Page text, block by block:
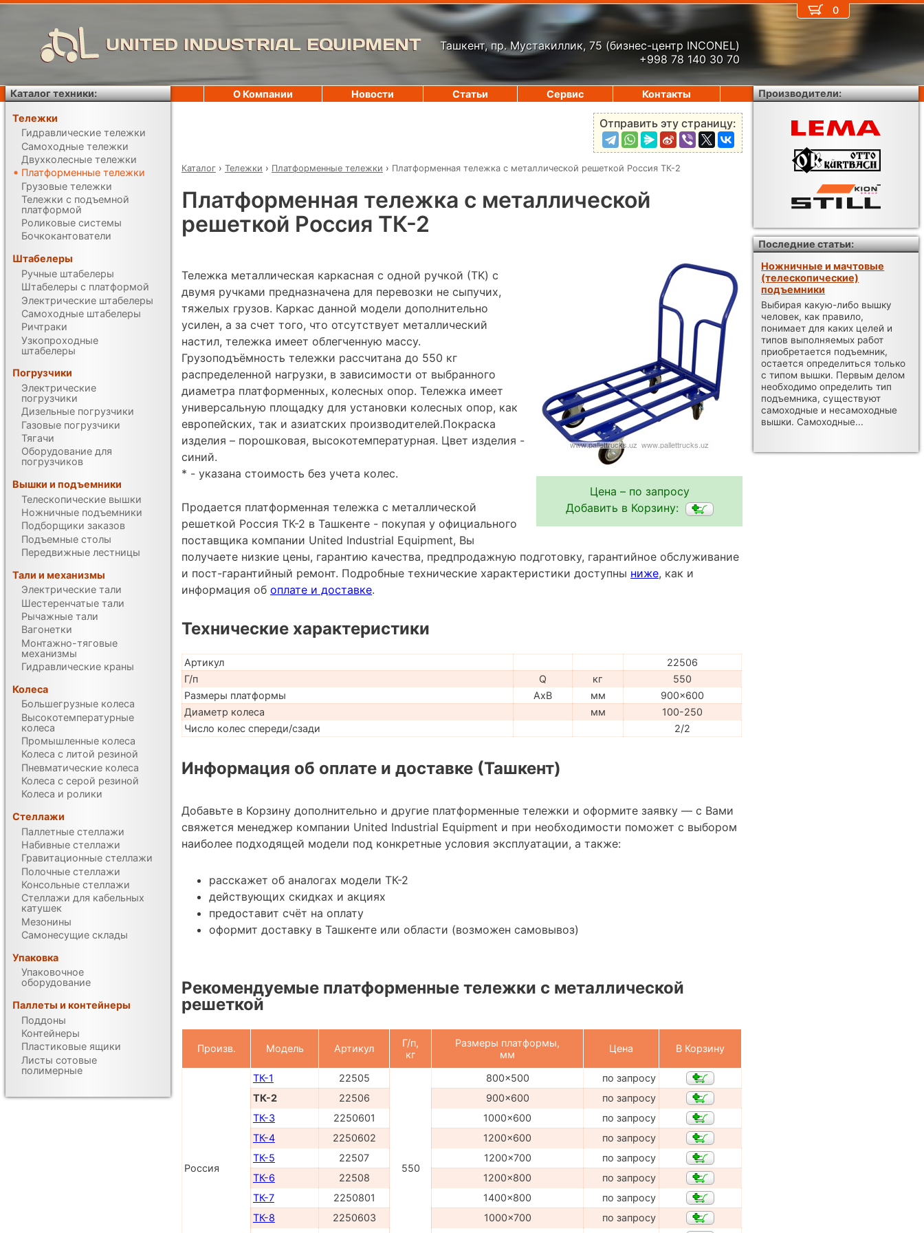
UNITED INDUSTRIAL EQUIPMENT Ташкент, пр. Мустакиллик, 75 (бизнес-центр INCONEL)
+998 78 140 30 70
Отправить эту страницу:
Каталог › Тележки › Платформенные тележки › Платформенная тележка с металлической решеткой Россия ТК-2
Платформенная тележка с металлической
решеткой Россия ТК-2
Цена – по запросу
Добавить в Корзину:
Тележка металлическая каркасная с одной ручкой (ТK) с
двумя ручками предназначена для перевозки не сыпучих,
тяжелых грузов. Каркас данной модели дополнительно
усилен, а за счет того, что отсутствует металлический
настил, тележка имеет облегченную массу.
Грузоподъёмность тележки рассчитана до 550 кг
распределенной нагрузки, в зависимости от выбранного
диаметра платформенных, колесных опор. Тележка имеет
универсальную площадку для установки колесных опор, как
европейских, так и азиатских производителей.Покраска
изделия – порошковая, высокотемпературная. Цвет изделия -
синий.
* - указана стоимость без учета колес.
Продается платформенная тележка с металлической
решеткой Россия ТК-2 в Ташкенте - покупая у официального
поставщика компании United Industrial Equipment, Вы
получаете низкие цены, гарантию качества, предпродажную подготовку, гарантийное обслуживание
и пост-гарантийный ремонт. Подробные технические характеристики доступны ниже, как и
информация об оплате и доставке.
Технические характеристики
Артикул
22506
Г/п
Q кг
550
Размеры платформы
AxB мм
900x600
Диаметр колеса
мм
100-250
Число колес спереди/сзади
2/2
Информация об оплате и доставке (Ташкент)
Добавьте в Корзину дополнительно и другие платформенные тележки и оформите заявку — с Вами
свяжется менеджер компании United Industrial Equipment и при необходимости поможет с выбором
наиболее подходящей модели под конкретные условия эксплуатации, а также:
расскажет об аналогах модели ТК-2
действующих скидках и акциях
предоставит счёт на оплату
оформит доставку в Ташкенте или области (возможен самовывоз)
Рекомендуемые платформенные тележки с металлической
решеткой
Произв. Модель Артикул
Г/п,
кг
Размеры платформы,
мм
Цена В Корзину
Россия
ТК-1 22505
550
800x500
по запросу
ТК-2
22506 900x600
по запросу
ТК-3
2250601 1000x600
по запросу
ТК-4
2250602 1200x600
по запросу
ТК-5
22507 1200x700
по запросу
ТК-6
22508 1200x800
по запросу
ТК-7
2250801 1400x800
по запросу
ТК-8
2250603 1000x700
по запросу
0
О Компании Новости Статьи Сервис Контакты
Каталог техники:
Тележки
Гидравлические тележки
Самоходные тележки
Двухколесные тележки
Платформенные тележки
Грузовые тележки
Тележки с подъемной
платформой
Роликовые системы
Бочкокантователи
Штабелеры
Ручные штабелеры
Штабелеры с платформой
Электрические штабелеры
Самоходные штабелеры
Ричтраки
Узкопроходные
штабелеры
Погрузчики
Электрические
погрузчики
Дизельные погрузчики
Газовые погрузчики
Тягачи
Оборудование для
погрузчиков
Вышки и подъемники
Телескопические вышки
Ножничные подъемники
Подборщики заказов
Подъемные столы
Передвижные лестницы
Тали и механизмы
Электрические тали
Шестеренчатые тали
Рычажные тали
Вагонетки
Монтажно-тяговые
механизмы
Гидравлические краны
Колеса
Большегрузные колеса
Высокотемпературные
колеса
Промышленные колеса
Колеса с литой резиной
Пневматические колеса
Колеса с серой резиной
Колеса и ролики
Стеллажи
Паллетные стеллажи
Набивные стеллажи
Гравитационные стеллажи
Полочные стеллажи
Консольные стеллажи
Стеллажи для кабельных
катушек
Мезонины
Самонесущие склады
Упаковка
Упаковочное
оборудование
Паллеты и контейнеры
Поддоны
Контейнеры
Пластиковые ящики
Листы сотовые
полимерные
Производители:
Последние статьи:
Ножничные и мачтовые
(телескопические)
подъемники
Выбирая какую-либо вышку
человек, как правило,
понимает для каких целей и
типов выполняемых работ
приобретается подъемник,
остается определиться только
с типом вышки. Первым делом
необходимо определить тип
подъемника, существуют
самоходные и несамоходные
вышки. Самоходные...